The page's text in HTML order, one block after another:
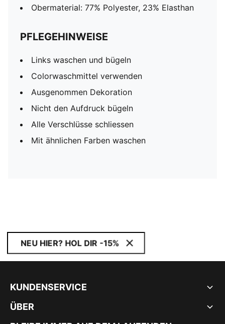
Obermaterial: 77% Polyester, 23% Elasthan
PFLEGEHINWEISE
Links waschen und bügeln
Colorwaschmittel verwenden
Ausgenommen Dekoration
Nicht den Aufdruck bügeln
Alle Verschlüsse schliessen
Mit ähnlichen Farben waschen
NEU HIER? HOL DIR -15%
KUNDENSERVICE
ÜBER